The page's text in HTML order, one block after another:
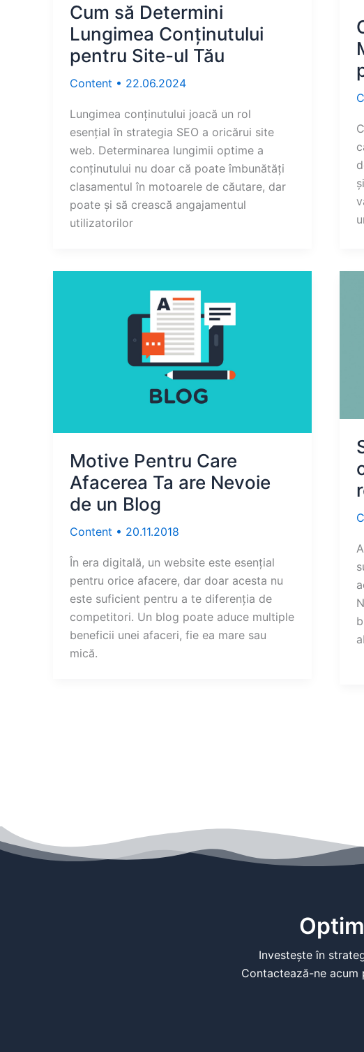
Cum să Determini
Lungimea Conținutului
pentru Site-ul Tău
Content • 22.06.2024
Lungimea conținutului joacă un rol
esențial în strategia SEO a oricărui site
web. Determinarea lungimii optime a
conținutului nu doar că poate îmbunătăți
clasamentul în motoarele de căutare, dar
poate și să crească angajamentul
utilizatorilor
Motive Pentru Care
Afacerea Ta are Nevoie
de un Blog
Content • 20.11.2018
În era digitală, un website este esențial
pentru orice afacere, dar doar acesta nu
este suficient pentru a te diferenția de
competitori. Un blog poate aduce multiple
beneficii unei afaceri, fie ea mare sau
mică.
Investește în
Contactează-ne